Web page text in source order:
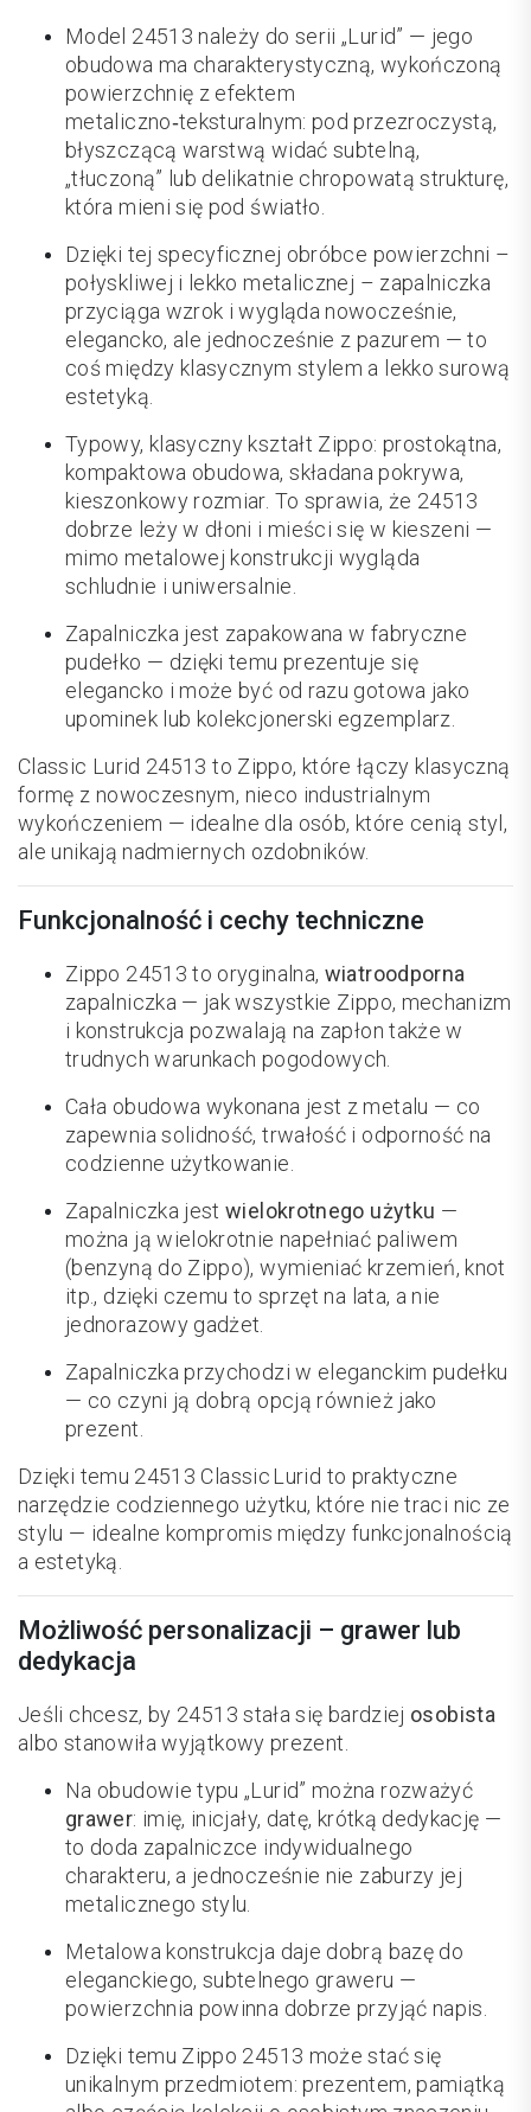
Model 24513 należy do serii „Lurid” — jego
obudowa ma charakterystyczną, wykończoną
powierzchnię z efektem
metaliczno‑teksturalnym: pod przezroczystą,
błyszczącą warstwą widać subtelną,
„tłuczoną” lub delikatnie chropowatą strukturę,
która mieni się pod światło.
Dzięki tej specyficznej obróbce powierzchni –
połyskliwej i lekko metalicznej – zapalniczka
przyciąga wzrok i wygląda nowocześnie,
elegancko, ale jednocześnie z pazurem — to
coś między klasycznym stylem a lekko surową
estetyką.
Typowy, klasyczny kształt Zippo: prostokątna,
kompaktowa obudowa, składana pokrywa,
kieszonkowy rozmiar. To sprawia, że 24513
dobrze leży w dłoni i mieści się w kieszeni —
mimo metalowej konstrukcji wygląda
schludnie i uniwersalnie.
Zapalniczka jest zapakowana w fabryczne
pudełko — dzięki temu prezentuje się
elegancko i może być od razu gotowa jako
upominek lub kolekcjonerski egzemplarz.
Classic Lurid 24513 to Zippo, które łączy klasyczną
formę z nowoczesnym, nieco industrialnym
wykończeniem — idealne dla osób, które cenią styl,
ale unikają nadmiernych ozdobników.
Funkcjonalność i cechy techniczne
Zippo 24513 to oryginalna, wiatroodporna
zapalniczka — jak wszystkie Zippo, mechanizm
i konstrukcja pozwalają na zapłon także w
trudnych warunkach pogodowych.
Cała obudowa wykonana jest z metalu — co
zapewnia solidność, trwałość i odporność na
codzienne użytkowanie.
Zapalniczka jestwielokrotnego użytku —
można ją wielokrotnie napełniać paliwem
(benzyną do Zippo), wymieniać krzemień, knot
itp., dzięki czemu to sprzęt na lata, a nie
jednorazowy gadżet.
Zapalniczka przychodzi w eleganckim pudełku
— co czyni ją dobrą opcją również jako
prezent.
Dzięki temu 24513 Classic Lurid to praktyczne
narzędzie codziennego użytku, które nie traci nic ze
stylu — idealne kompromis między funkcjonalnością
a estetyką.
Możliwość personalizacji – grawer lub
dedykacja
Jeśli chcesz, by 24513 stała się bardziej osobista
albo stanowiła wyjątkowy prezent.
Na obudowie typu „Lurid” można rozważyć
grawer: imię, inicjały, datę, krótką dedykację —
to doda zapalniczce indywidualnego
charakteru, a jednocześnie nie zaburzy jej
metalicznego stylu.
Metalowa konstrukcja daje dobrą bazę do
eleganckiego, subtelnego graweru —
powierzchnia powinna dobrze przyjąć napis.
Dzięki temu Zippo 24513 może stać się
unikalnym przedmiotem: prezentem, pamiątką